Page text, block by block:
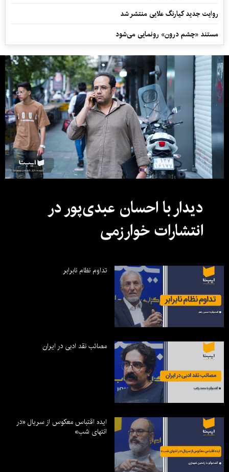
روایت جدید کیارنگ علایی منتشر شد
مستند «چشم درون» رونمایی می‌شود
دیدار با احسان عبدی‌پور در
انتشارات خوارزمی
تداوم نظام نابرابر
مصائب نقد ادبی در ایران
ایده اقتباس معکوس از سریال «در
انتهای شب»